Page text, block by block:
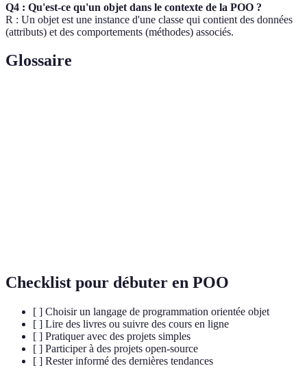
Q4 : Qu'est-ce qu'un objet dans le contexte de la POO ?
R : Un objet est une instance d'une classe qui contient des données
(attributs) et des comportements (méthodes) associés.
Glossaire
Checklist pour débuter en POO
[ ] Choisir un langage de programmation orientée objet
[ ] Lire des livres ou suivre des cours en ligne
[ ] Pratiquer avec des projets simples
[ ] Participer à des projets open-source
[ ] Rester informé des dernières tendances